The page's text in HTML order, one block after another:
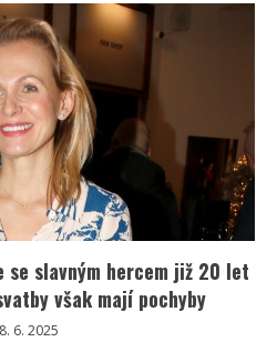
se slavným hercem již 20 let
však mají pochyby
8. 6. 2025